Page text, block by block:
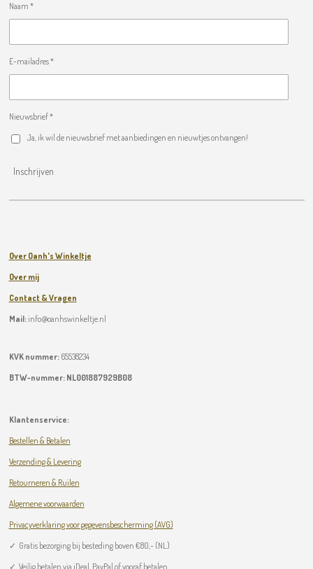
Naam *
E-mailadres *
Nieuwsbrief *
Ja, ik wil de nieuwsbrief met aanbiedingen en nieuwtjes ontvangen!
Inschrijven
Over Oanh's Winkeltje
Over mij
Contact & Vragen
Mail:info@oanhswinkeltje.nl
KVK nummer: 65538234
BTW-nummer: NL001887929B08
Klantenservice:
Bestellen & Betalen
Verzending & Levering
Retourneren & Ruilen
Algemene voorwaarden
Privacyverklaring voor gegevensbescherming (AVG)
✓ Gratis bezorging bij besteding boven €80,- (NL)
✓ Veilig betalen via iDeal, PayPal of vooraf betalen.